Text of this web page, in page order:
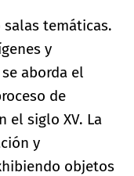
temáticas.
y
aborda el
de
el siglo XV. La
y
objetos